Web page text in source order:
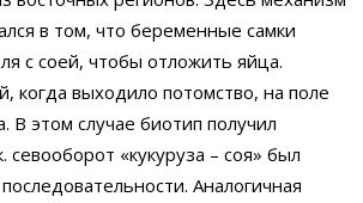
в том, что беременные самки
с соей, чтобы отложить яйца.
когда выходило потомство, на поле
В этом случае биотип получил
севооборот «кукуруза – соя» был
Аналогичная